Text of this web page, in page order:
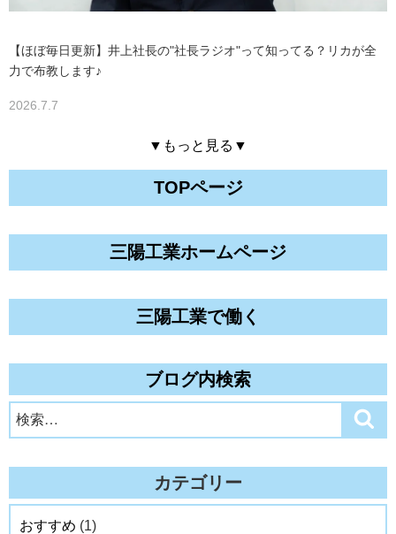
【ほぼ毎日更新】井上社長の"社長ラジオ"って知ってる？リカが全
力で布教します♪
2026.7.7
▼もっと見る▼
TOPページ
三陽工業ホームページ
三陽工業で働く
ブログ内検索
検
索:
カテゴリー
おすすめ (1)